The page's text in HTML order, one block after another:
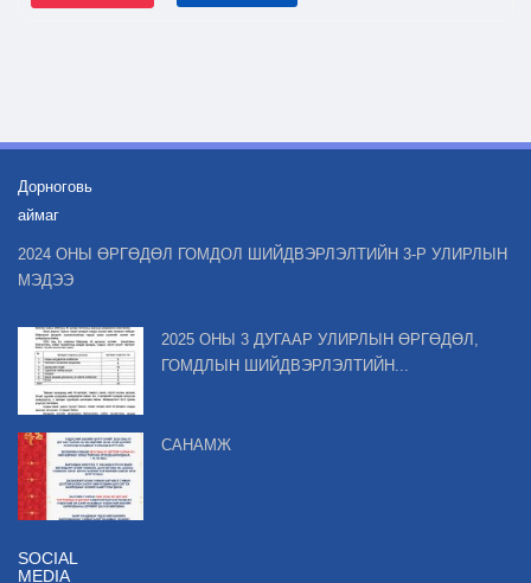
Дорноговь
аймаг
2024 ОНЫ ӨРГӨДӨЛ ГОМДОЛ ШИЙДВЭРЛЭЛТИЙН 3-Р УЛИРЛЫН
МЭДЭЭ
2025 ОНЫ 3 ДУГААР УЛИРЛЫН ӨРГӨДӨЛ,
ГОМДЛЫН ШИЙДВЭРЛЭЛТИЙН...
САНАМЖ
SOCIAL
MEDIA